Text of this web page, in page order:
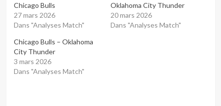
Chicago Bulls
27 mars 2026
Dans "Analyses Match"
Oklahoma City Thunder
20 mars 2026
Dans "Analyses Match"
Chicago Bulls – Oklahoma
City Thunder
3 mars 2026
Dans "Analyses Match"